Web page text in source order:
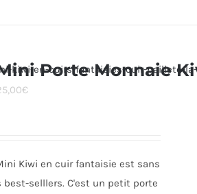
variations.
Les
choisies
sur
Porte Monnaie
€
Kiwi en cuir fantaisie est sans
selllers. C'est un petit porte